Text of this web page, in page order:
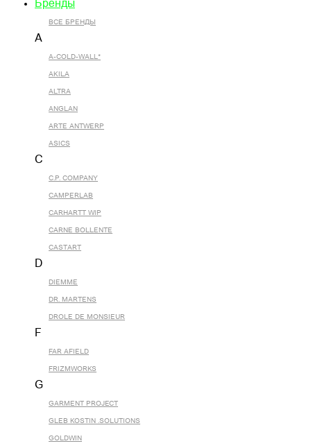
Бренды
ВСЕ БРЕНДЫ
A
A-COLD-WALL*
AKILA
ALTRA
ANGLAN
ARTE ANTWERP
ASICS
C
C.P. COMPANY
CAMPERLAB
CARHARTT WIP
CARNE BOLLENTE
CASTART
D
DIEMME
DR. MARTENS
DROLE DE MONSIEUR
F
FAR AFIELD
FRIZMWORKS
G
GARMENT PROJECT
GLEB KOSTIN .SOLUTIONS
GOLDWIN